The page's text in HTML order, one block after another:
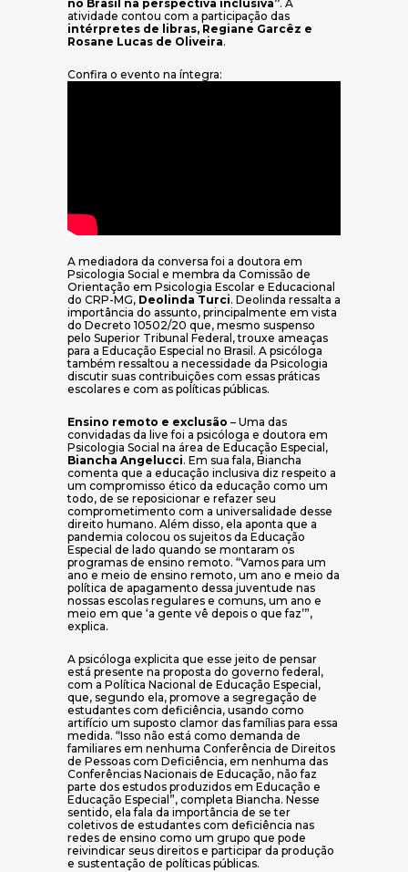
no Brasil na perspectiva inclusiva”. A
atividade contou com a participação das
intérpretes de libras, Regiane Garcêz e
Rosane Lucas de Oliveira.
Confira o evento na íntegra:
A mediadora da conversa foi a doutora em
Psicologia Social e membra da Comissão de
Orientação em Psicologia Escolar e Educacional
do CRP-MG, Deolinda Turci. Deolinda ressalta a
importância do assunto, principalmente em vista
do Decreto 10502/20 que, mesmo suspenso
pelo Superior Tribunal Federal, trouxe ameaças
para a Educação Especial no Brasil. A psicóloga
também ressaltou a necessidade da Psicologia
discutir suas contribuições com essas práticas
escolares e com as políticas públicas.
Ensino remoto e exclusão – Uma das
convidadas da live foi a psicóloga e doutora em
Psicologia Social na área de Educação Especial,
Biancha Angelucci. Em sua fala, Biancha
comenta que a educação inclusiva diz respeito a
um compromisso ético da educação como um
todo, de se reposicionar e refazer seu
comprometimento com a universalidade desse
direito humano. Além disso, ela aponta que a
pandemia colocou os sujeitos da Educação
Especial de lado quando se montaram os
programas de ensino remoto. “Vamos para um
ano e meio de ensino remoto, um ano e meio da
política de apagamento dessa juventude nas
nossas escolas regulares e comuns, um ano e
meio em que ‘a gente vê depois o que faz’”,
explica.
A psicóloga explicita que esse jeito de pensar
está presente na proposta do governo federal,
com a Política Nacional de Educação Especial,
que, segundo ela, promove a segregação de
estudantes com deficiência, usando como
artifício um suposto clamor das famílias para essa
medida. “Isso não está como demanda de
familiares em nenhuma Conferência de Direitos
de Pessoas com Deficiência, em nenhuma das
Conferências Nacionais de Educação, não faz
parte dos estudos produzidos em Educação e
Educação Especial”, completa Biancha. Nesse
sentido, ela fala da importância de se ter
coletivos de estudantes com deficiência nas
redes de ensino como um grupo que pode
reivindicar seus direitos e participar da produção
e sustentação de políticas públicas.